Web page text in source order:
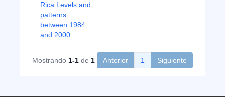
Rica.Levels and
patterns
between 1984
and 2000
Mostrando 1-1 de 1 Anterior 1 Siguiente